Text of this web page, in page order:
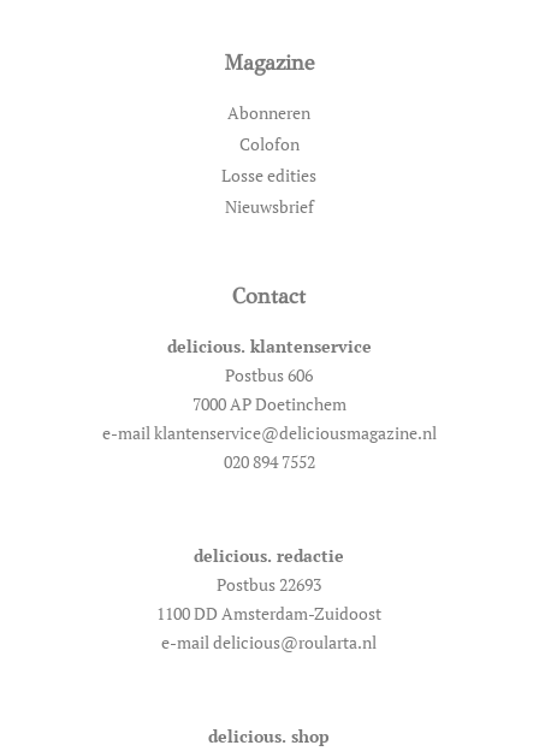
Magazine
Abonneren
Colofon
Losse edities
Nieuwsbrief
Contact
delicious. klantenservice
Postbus 606
7000 AP Doetinchem
e-mail klantenservice@deliciousmagazine.nl
020 894 7552
delicious. redactie
Postbus 22693
1100 DD Amsterdam-Zuidoost
e-mail delicious@roularta.nl
delicious. shop